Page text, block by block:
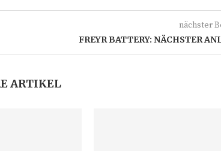
nächster
FREYR BATTERY: NÄCHSTER
ARTIKEL